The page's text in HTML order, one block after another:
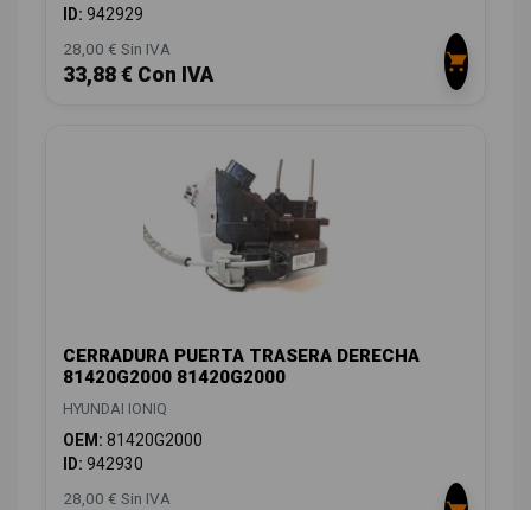
ID: 942929
28,00 € Sin IVA
33,88 € Con IVA
CERRADURA PUERTA TRASERA DERECHA
81420G2000 81420G2000
HYUNDAI IONIQ
OEM: 81420G2000
ID: 942930
28,00 € Sin IVA